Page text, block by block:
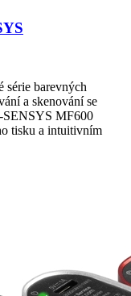
barevných
a skenování se
MF600
tisku a intuitivním